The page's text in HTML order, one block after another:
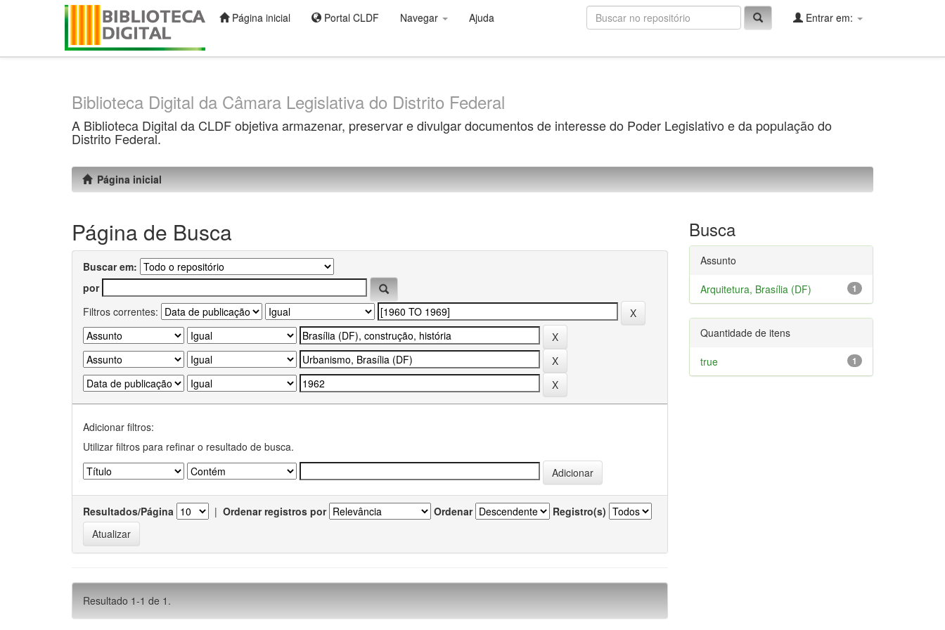
Página inicial Portal CLDF Navegar Ajuda Entrar em:
Biblioteca Digital da Câmara Legislativa do Distrito Federal
A Biblioteca Digital da CLDF objetiva armazenar, preservar e divulgar documentos de interesse do Poder Legislativo e da população do
Distrito Federal.
Página inicial
Página de Busca
Buscar em:
por
Filtros correntes:
Adicionar filtros:
Utilizar filtros para refinar o resultado de busca.
Resultados/Página | Ordenar registros por Ordenar Registro(s)
Resultado 1-1 de 1.
Busca
Assunto
1
Arquitetura, Brasília (DF)
Quantidade de itens
1
true